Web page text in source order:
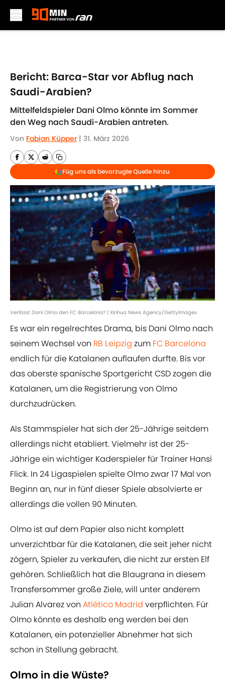
Bericht: Barca-Star vor Abflug nach
Saudi-Arabien?
Mittelfeldspieler Dani Olmo könnte im Sommer
den Weg nach Saudi-Arabien antreten.
Von Fabian Küpper | 31. März 2026
Füg uns als bevorzugte Quelle hinzu
Verlässt Dani Olmo den FC Barcelona? | Xinhua News Agency/GettyImages
Es war ein regelrechtes Drama, bis Dani Olmo nach
seinem Wechsel von RB Leipzig zum FC Barcelona
endlich für die Katalanen auflaufen durfte. Bis vor
das oberste spanische Sportgericht CSD zogen die
Katalanen, um die Registrierung von Olmo
durchzudrücken.
Als Stammspieler hat sich der 25-Jährige seitdem
allerdings nicht etabliert. Vielmehr ist der 25-
Jährige ein wichtiger Kaderspieler für Trainer Hansi
Flick. In 24 Ligaspielen spielte Olmo zwar 17 Mal von
Beginn an, nur in fünf dieser Spiele absolvierte er
allerdings die vollen 90 Minuten.
Olmo ist auf dem Papier also nicht komplett
unverzichtbar für die Katalanen, die seit jeher nicht
zögern, Spieler zu verkaufen, die nicht zur ersten Elf
gehören. Schließlich hat die Blaugrana in diesem
Transfersommer große Ziele, will unter anderem
Julian Alvarez von Atlético Madrid verpflichten. Für
Olmo könnte es deshalb eng werden bei den
Katalanen, ein potenzieller Abnehmer hat sich
schon in Stellung gebracht.
Olmo in die Wüste?